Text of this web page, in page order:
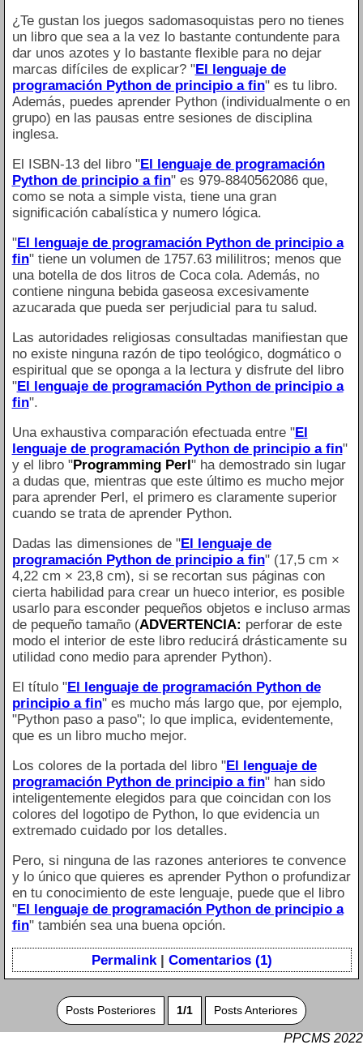
¿Te gustan los juegos sadomasoquistas pero no tienes
un libro que sea a la vez lo bastante contundente para
dar unos azotes y lo bastante flexible para no dejar
marcas difíciles de explicar? "El lenguaje de
programación Python de principio a fin" es tu libro.
Además, puedes aprender Python (individualmente o en
grupo) en las pausas entre sesiones de disciplina
inglesa.
El ISBN-13 del libro "El lenguaje de programación
Python de principio a fin" es 979-8840562086 que,
como se nota a simple vista, tiene una gran
significación cabalística y numero lógica.
"El lenguaje de programación Python de principio a
fin" tiene un volumen de 1757.63 mililitros; menos que
una botella de dos litros de Coca cola. Además, no
contiene ninguna bebida gaseosa excesivamente
azucarada que pueda ser perjudicial para tu salud.
Las autoridades religiosas consultadas manifiestan que
no existe ninguna razón de tipo teológico, dogmático o
espiritual que se oponga a la lectura y disfrute del libro
"El lenguaje de programación Python de principio a
fin".
Una exhaustiva comparación efectuada entre "El
lenguaje de programación Python de principio a fin"
y el libro "Programming Perl " ha demostrado sin lugar
a dudas que, mientras que este último es mucho mejor
para aprender Perl, el primero es claramente superior
cuando se trata de aprender Python.
Dadas las dimensiones de "El lenguaje de
programación Python de principio a fin" (17,5 cm ×
4,22 cm × 23,8 cm), si se recortan sus páginas con
cierta habilidad para crear un hueco interior, es posible
usarlo para esconder pequeños objetos e incluso armas
de pequeño tamaño (ADVERTENCIA: perforar de este
modo el interior de este libro reducirá drásticamente su
utilidad cono medio para aprender Python).
El título "El lenguaje de programación Python de
principio a fin" es mucho más largo que, por ejemplo,
"Python paso a paso"; lo que implica, evidentemente,
que es un libro mucho mejor.
Los colores de la portada del libro "El lenguaje de
programación Python de principio a fin" han sido
inteligentemente elegidos para que coincidan con los
colores del logotipo de Python, lo que evidencia un
extremado cuidado por los detalles.
Pero, si ninguna de las razones anteriores te convence
y lo único que quieres es aprender Python o profundizar
en tu conocimiento de este lenguaje, puede que el libro
"El lenguaje de programación Python de principio a
fin" también sea una buena opción.
Permalink| Comentarios (1)
Posts Posteriores 1/1 Posts Anteriores
PPCMS 2022